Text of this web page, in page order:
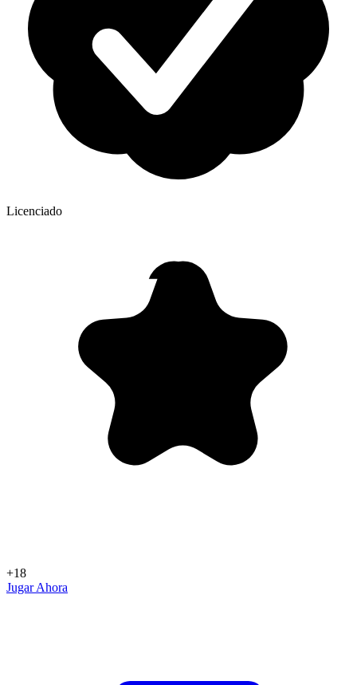
Licenciado
+18
Jugar Ahora